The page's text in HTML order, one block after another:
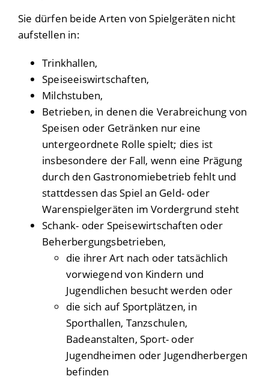
Sie dürfen beide Arten von Spielgeräten nicht
aufstellen in:
Trinkhallen,
Speiseeiswirtschaften,
Milchstuben,
Betrieben, in denen die Verabreichung von
Speisen oder Getränken nur eine
untergeordnete Rolle spielt; dies ist
insbesondere der Fall, wenn eine Prägung
durch den Gastronomiebetrieb fehlt und
stattdessen das Spiel an Geld- oder
Warenspielgeräten im Vordergrund steht
Schank- oder Speisewirtschaften oder
Beherbergungsbetrieben,
die ihrer Art nach oder tatsächlich
vorwiegend von Kindern und
Jugendlichen besucht werden oder
die sich auf Sportplätzen, in
Sporthallen, Tanzschulen,
Badeanstalten, Sport- oder
Jugendheimen oder Jugendherbergen
befinden